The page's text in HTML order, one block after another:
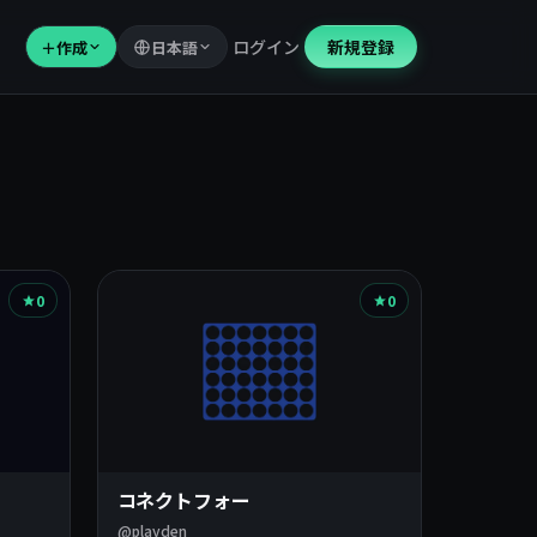
＋作成 日本語 ログイン 新規登録
0 0
コネクトフォー
@playden